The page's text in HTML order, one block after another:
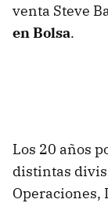
venta Steve
en Bolsa.
Los 20 años
distintas
Operaciones,